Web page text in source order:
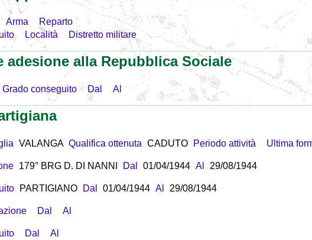
Arma
Reparto
Località Distretto militare
adesione alla Repubblica Sociale
Grado conseguito Dal Al
VALANGA Qualifica ottenuta CADUTO Periodo attività Ultima
179° BRG D. DI NANNI Dal 01/04/1944 Al 29/08/1944
PARTIGIANO Dal 01/04/1944 Al 29/08/1944
Dal Al
Dal Al